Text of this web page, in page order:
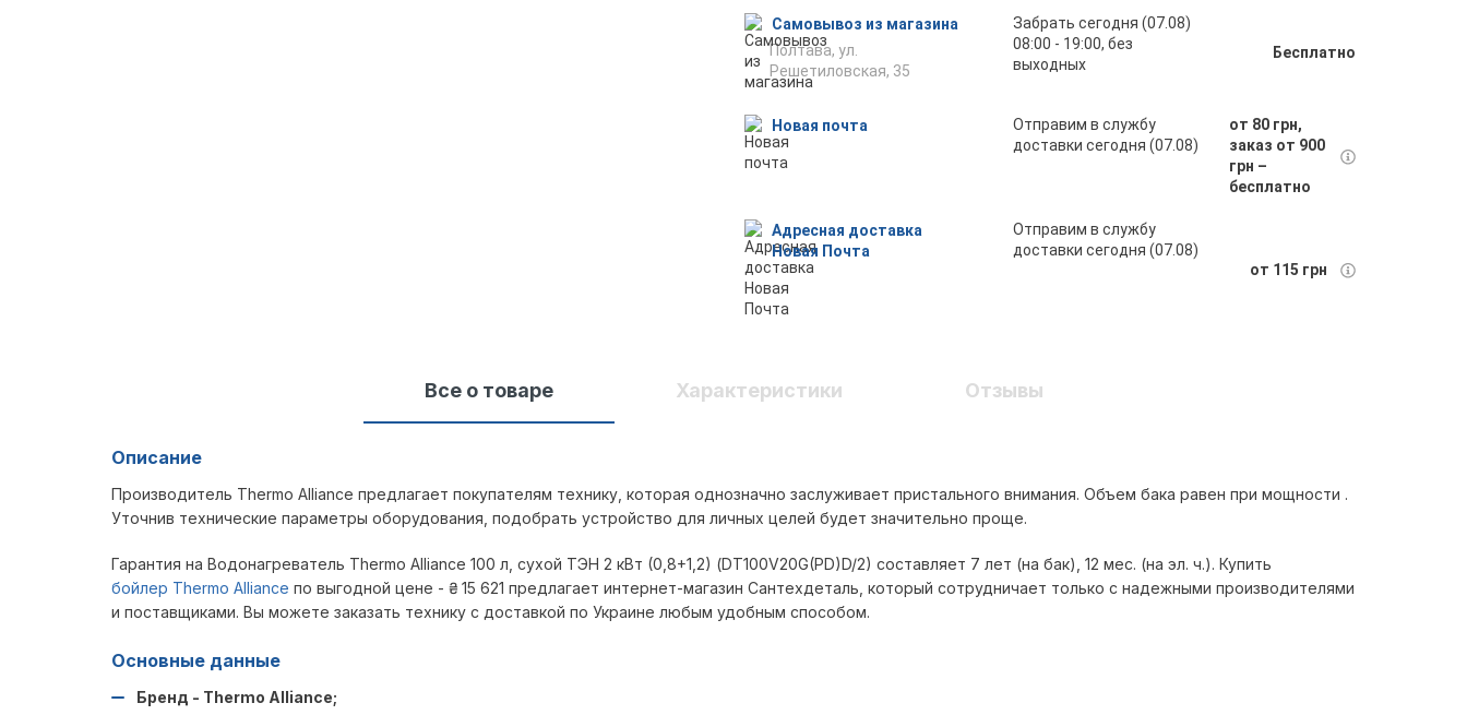
Самовывоз из магазина
Полтава, ул.
Решетиловская, 35
Забрать сегодня (07.08)
08:00 - 19:00, без
выходных
Бесплатно
Новая почта
Отправим в службу
доставки сегодня (07.08)
от 80 грн,
заказ от 900
грн –
бесплатно
Адресная доставка
Новая Почта
Отправим в службу
доставки сегодня (07.08)
от 115 грн
Все о товаре Характеристики Отзывы
Описание
Производитель Thermo Alliance предлагает покупателям технику, которая однозначно заслуживает пристального внимания. Объем бака равен при мощности .
Уточнив технические параметры оборудования, подобрать устройство для личных целей будет значительно проще.
Гарантия на Водонагреватель Thermo Alliance 100 л, сухой ТЭН 2 кВт (0,8+1,2) (DT100V20G(PD)D/2) составляет 7 лет (на бак), 12 мес. (на эл. ч.). Купить
бойлер Thermo Alliance по выгодной цене - ₴ 15 621 предлагает интернет-магазин Сантехдеталь, который сотрудничает только с надежными производителями
и поставщиками. Вы можете заказать технику с доставкой по Украине любым удобным способом.
Основные данные
Бренд - Thermo Alliance;